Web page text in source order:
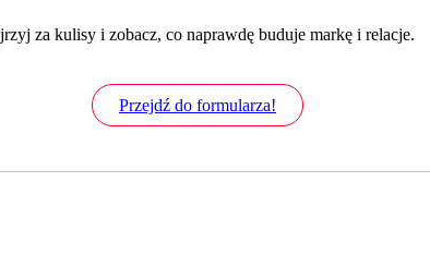
za kulisy i zobacz, co naprawdę buduje markę i relacje.
Przejdź do formularza!